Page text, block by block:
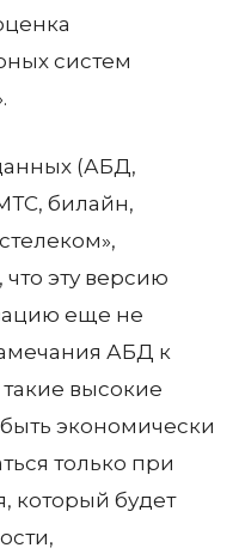
систем
(АБД,
билайн,
эту версию
еще не
АБД к
высокие
экономически
только при
который будет